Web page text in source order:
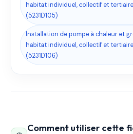
habitat individuel, collectif et
(5231D105)
Installation de pompe à chaleur et
habitat individuel, collectif et
(5231D106)
Comment utiliser cette